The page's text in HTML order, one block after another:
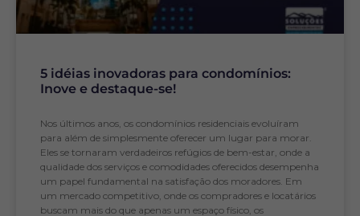
5 idéias inovadoras para condomínios:
Inove e destaque-se!
Nos últimos anos, os condomínios residenciais evoluíram
para além de simplesmente oferecer um lugar para morar.
Eles se tornaram verdadeiros refúgios de bem-estar, onde a
qualidade dos serviços e comodidades oferecidos desempenha
um papel fundamental na satisfação dos moradores. Em
um mercado competitivo, onde os compradores e locatários
buscam mais do que apenas um espaço físico, os